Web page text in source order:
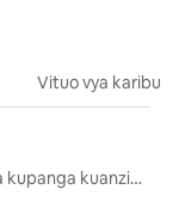
Vituo vya karibu
Nyumba za kupanga kuanzia mwezi mmoja